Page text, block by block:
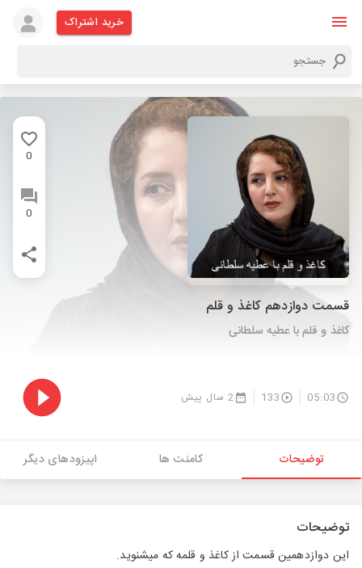
خرید اشتراک
0
0
قسمت دوازدهم کاغذ و قلم
کاغذ و قلم با عطیه سلطانی
05:03
133 2 سال پیش
توضیحات کامنت ها اپیزودهای دیگر
توضیحات
این دوازدهمین قسمت از کاغذ و قلمه که میشنوید.